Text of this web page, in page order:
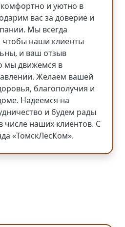
комфортно и уютно в
вас за доверие и
Мы всегда
чтобы наши клиенты
и ваш отзыв
мы движемся в
Желаем вашей
благополучия и
Надеемся на
и будем рады
числе наших клиентов. С
«ТомскЛесКом».